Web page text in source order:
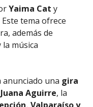
Yaima Cat y
Este tema ofrece
además de
música
una gira
Aguirre, la
Valparaíso y